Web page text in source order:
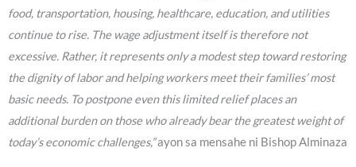
food, transportation, housing, healthcare, education, and utilities
continue to rise. The wage adjustment itself is therefore not
excessive. Rather, it represents only a modest step toward restoring
the dignity of labor and helping workers meet their families’ most
basic needs. To postpone even this limited relief places an
additional burden on those who already bear the greatest weight of
today’s economic challenges,”ayon sa mensahe ni Bishop Alminaza